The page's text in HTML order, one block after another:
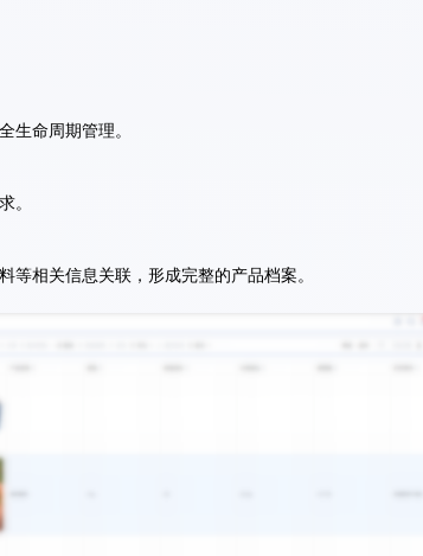
生命周期管理。
。
等相关信息关联，形成完整的产品档案。